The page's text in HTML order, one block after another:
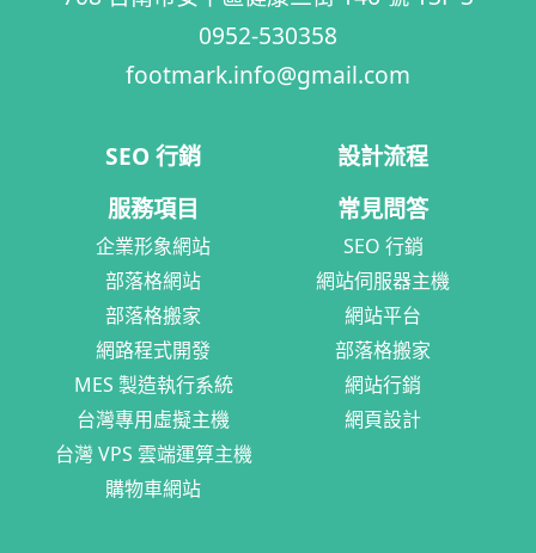
0952-530358
footmark.info@gmail.com
SEO 行銷
服務項目
企業形象網站
部落格網站
部落格搬家
網路程式開發
MES 製造執行系統
台灣專用虛擬主機
台灣 VPS 雲端運算主機
購物車網站
設計流程
常見問答
SEO 行銷
網站伺服器主機
網站平台
部落格搬家
網站行銷
網頁設計